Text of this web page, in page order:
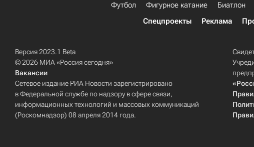
Футбол Фигурное катание Биатлон
Спецпроекты
Реклама
Версия 2023.1 Beta
© 2026 МИА «Россия сегодня»
Вакансии
Сетевое издание РИА Новости зарегистрировано
в Федеральной службе по надзору в сфере связи,
информационных технологий и массовых коммуникаций
(Роскомнадзор) 08 апреля 2014 года.